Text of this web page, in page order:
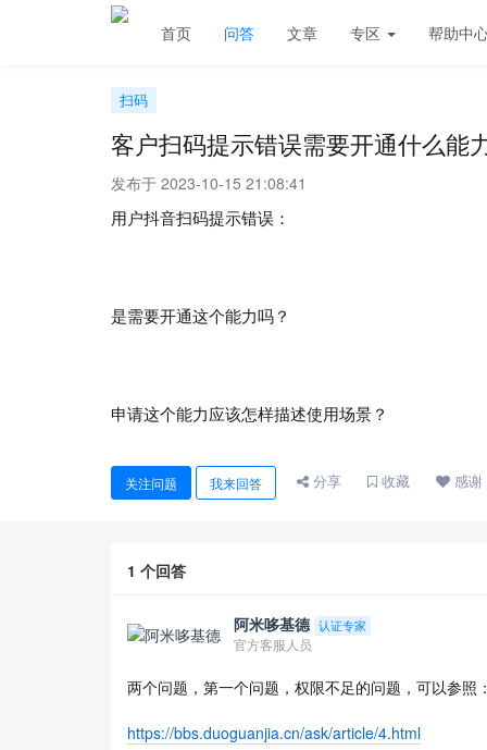
首页 问答 文章 专区 帮助中
扫码
客户扫码提示错误需要开通什么能
发布于 2023-10-15 21:08:41
用户抖音扫码提示错误：
是需要开通这个能力吗？
申请这个能力应该怎样描述使用场景？
关注问题 我来回答 分享 收藏 感谢
1 个回答
阿米哆基德 认证专家
官方客服人员
两个问题，第一个问题，权限不足的问题，可以参照：
https://bbs.duoguanjia.cn/ask/article/4.html